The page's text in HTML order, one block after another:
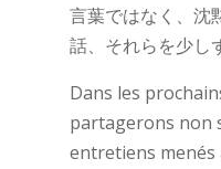
言葉ではなく、沈
話、それらを少し
Dans les
partagerons non
entretiens menés